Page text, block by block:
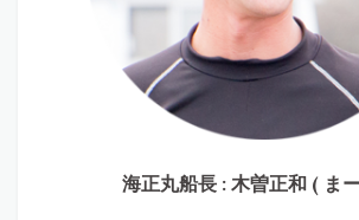
海正丸船長 : 木曽正和 ( ま